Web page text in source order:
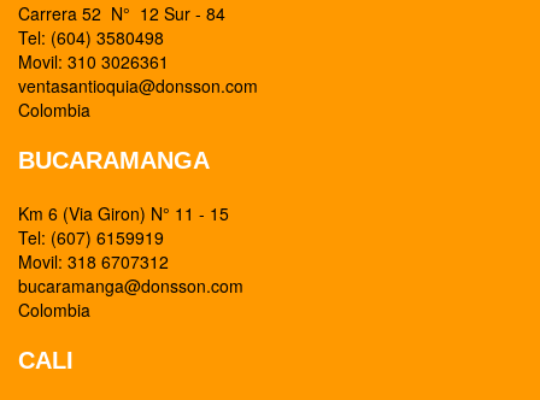
Carrera 52 N° 12 Sur - 84
Tel: (604) 3580498
Movil: 310 3026361
ventasantioquia@donsson.com
Colombia
BUCARAMANGA
Km 6 (Via Giron) N° 11 - 15
Tel: (607) 6159919
Movil: 318 6707312
bucaramanga@donsson.com
Colombia
CALI